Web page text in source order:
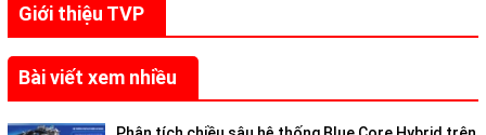
Giới thiệu TVP
Bài viết xem nhiều